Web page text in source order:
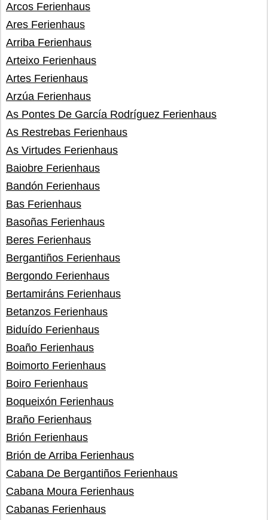
Arcos Ferienhaus
Ares Ferienhaus
Arriba Ferienhaus
Arteixo Ferienhaus
Artes Ferienhaus
Arzúa Ferienhaus
As Pontes De García Rodríguez Ferienhaus
As Restrebas Ferienhaus
As Virtudes Ferienhaus
Baiobre Ferienhaus
Bandón Ferienhaus
Bas Ferienhaus
Basoñas Ferienhaus
Beres Ferienhaus
Bergantiños Ferienhaus
Bergondo Ferienhaus
Bertamiráns Ferienhaus
Betanzos Ferienhaus
Biduído Ferienhaus
Boaño Ferienhaus
Boimorto Ferienhaus
Boiro Ferienhaus
Boqueixón Ferienhaus
Braño Ferienhaus
Brión Ferienhaus
Brión de Arriba Ferienhaus
Cabana De Bergantiños Ferienhaus
Cabana Moura Ferienhaus
Cabanas Ferienhaus